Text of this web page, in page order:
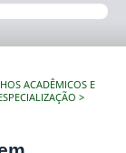
ACADÊMICOS E